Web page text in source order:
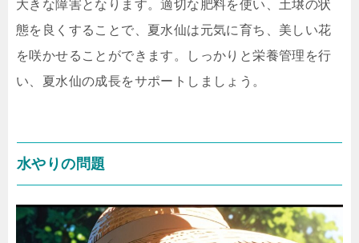
大きな障害となります。適切な肥料を使い、土壌の状
態を良くすることで、夏水仙は元気に育ち、美しい花
を咲かせることができます。しっかりと栄養管理を行
い、夏水仙の成長をサポートしましょう。
水やりの問題